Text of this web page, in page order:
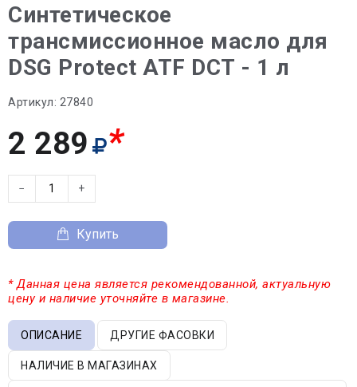
Синтетическое
трансмиссионное масло для
DSG Protect ATF DCT - 1 л
Артикул: 27840
2 289 *
− +
Купить
* Данная цена является рекомендованной, актуальную
цену и наличие уточняйте в магазине.
ОПИСАНИЕ ДРУГИЕ ФАСОВКИ
НАЛИЧИЕ В МАГАЗИНАХ